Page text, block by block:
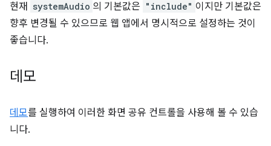
현재 systemAudio 의 기본값은 "include" 이지만 기본값은
향후 변경될 수 있으므로 웹 앱에서 명시적으로 설정하는 것이
좋습니다.
데모
데모를 실행하여 이러한 화면 공유 컨트롤을 사용해 볼 수 있습
니다.